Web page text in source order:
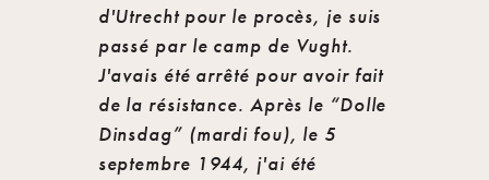
d'Utrecht pour le procès, je suis
passé par le camp de Vught.
J'avais été arrêté pour avoir fait
de la résistance. Après le “Dolle
Dinsdag” (mardi fou), le 5
septembre 1944, j'ai été